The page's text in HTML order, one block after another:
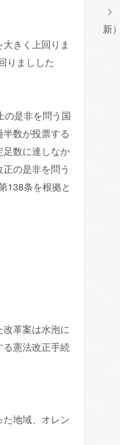
きく上回りま
りましした
の是非を問う国
数が投票する
数に達しなか
の是非を問う
138条を根拠と
革案は水泡に
憲法改正手続
地域、オレン
新）